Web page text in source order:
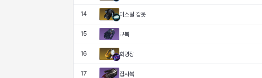
14 미스릴 갑옷
15 교복
16 화령장
17 집사복